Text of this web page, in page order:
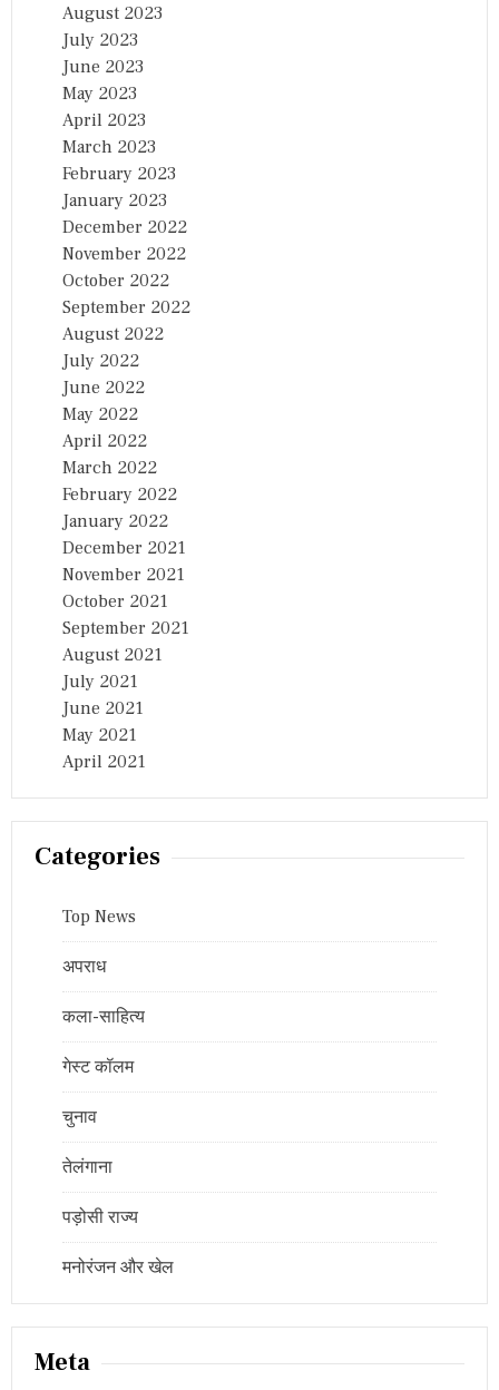
August 2023
July 2023
June 2023
May 2023
April 2023
March 2023
February 2023
January 2023
December 2022
November 2022
October 2022
September 2022
August 2022
July 2022
June 2022
May 2022
April 2022
March 2022
February 2022
January 2022
December 2021
November 2021
October 2021
September 2021
August 2021
July 2021
June 2021
May 2021
April 2021
Categories
Top News
अपराध
कला-साहित्य
गेस्ट कॉलम
चुनाव
तेलंगाना
पड़ोसी राज्य
मनोरंजन और खेल
Meta